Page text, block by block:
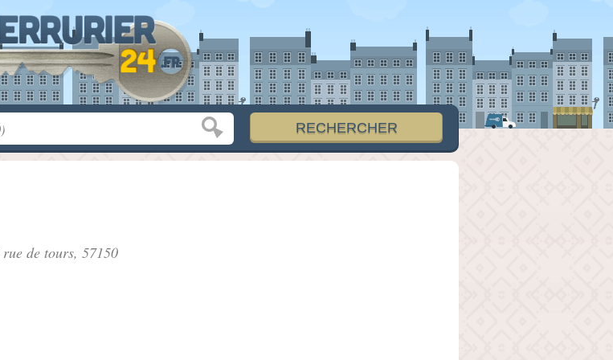
rue de tours, 57150